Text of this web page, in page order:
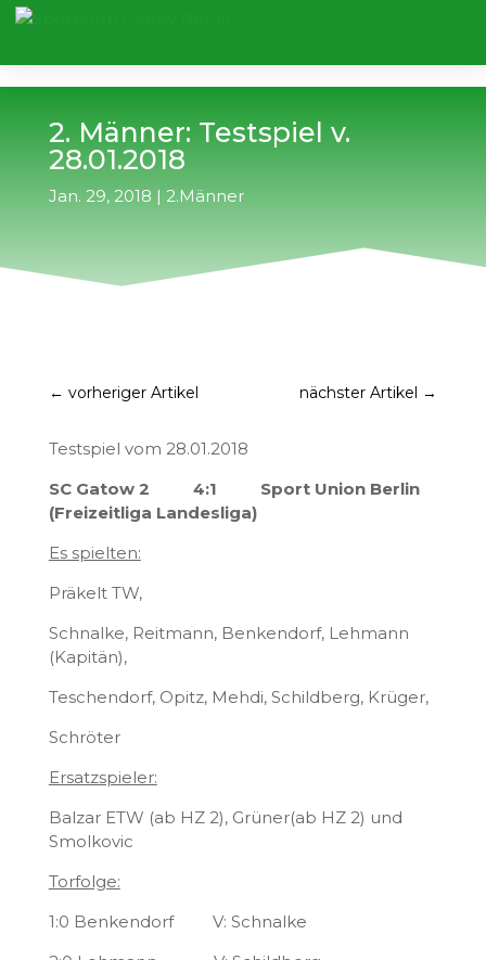
2. Männer: Testspiel v.
28.01.2018
Jan. 29, 2018 | 2.Männer
← vorheriger Artikel nächster Artikel →
Testspiel vom 28.01.2018
SC Gatow 2 4:1 Sport Union Berlin
(Freizeitliga Landesliga)
Es spielten:
Präkelt TW,
Schnalke, Reitmann, Benkendorf, Lehmann
(Kapitän),
Teschendorf, Opitz, Mehdi, Schildberg, Krüger,
Schröter
Ersatzspieler:
Balzar ETW (ab HZ 2), Grüner(ab HZ 2) und
Smolkovic
Torfolge:
1:0 Benkendorf V: Schnalke